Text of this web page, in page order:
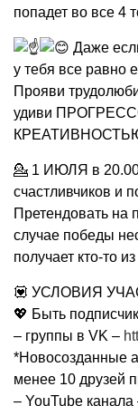
попадет во все 4
Даже
у тебя все
Прояви
удиви
💁 1 ИЮЛЯ в 20.00
счастливчиков и
Претендовать на
случае победы
получает кто-то
💟 УСЛОВИЯ
💖 Быть
– группы в VK –
*Новосозданные
менее 10 друзей
– YouTube канала